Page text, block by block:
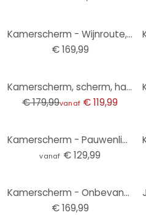
Kamerscherm - Wijnroute, 5-delig - 225x172 cm
€ 169,99
Kamerscherm, scherm, hangend privacyscherm Groene palmbladeren
€ 179,99vanaf € 119,99
Kamerscherm - Pauwenliefde, 3-delig
vanaf € 129,99
Kamerscherm - Onbevangen avontuur, 5-delig - 225x172 cm
€ 169,99